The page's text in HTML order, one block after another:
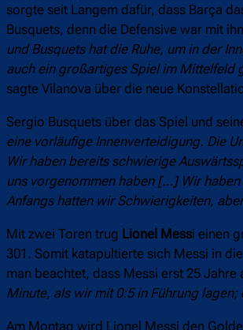
sorgte seit Langem dafür, dass Barça
Busquets, denn die Defensive war mit
und Busquets hat die Ruhe, um in der
auch ein großartiges Spiel im Mittelfeld
sagte Vilanova über die neue
Sergio Busquets über das Spiel und
eine vorläufige Innenverteidigung. Die
Wir haben bereits schwierige
uns vorgenommen haben […] Wir
Anfangs hatten wir Schwierigkeiten,
Mit zwei Toren trug Lionel Messi einen
301. Somit katapultierte sich Messi in
man beachtet, dass Messi erst 25 Jahre
Minute, als wir mit 0:5 in Führung
Am Montag wird Lionel Messi den